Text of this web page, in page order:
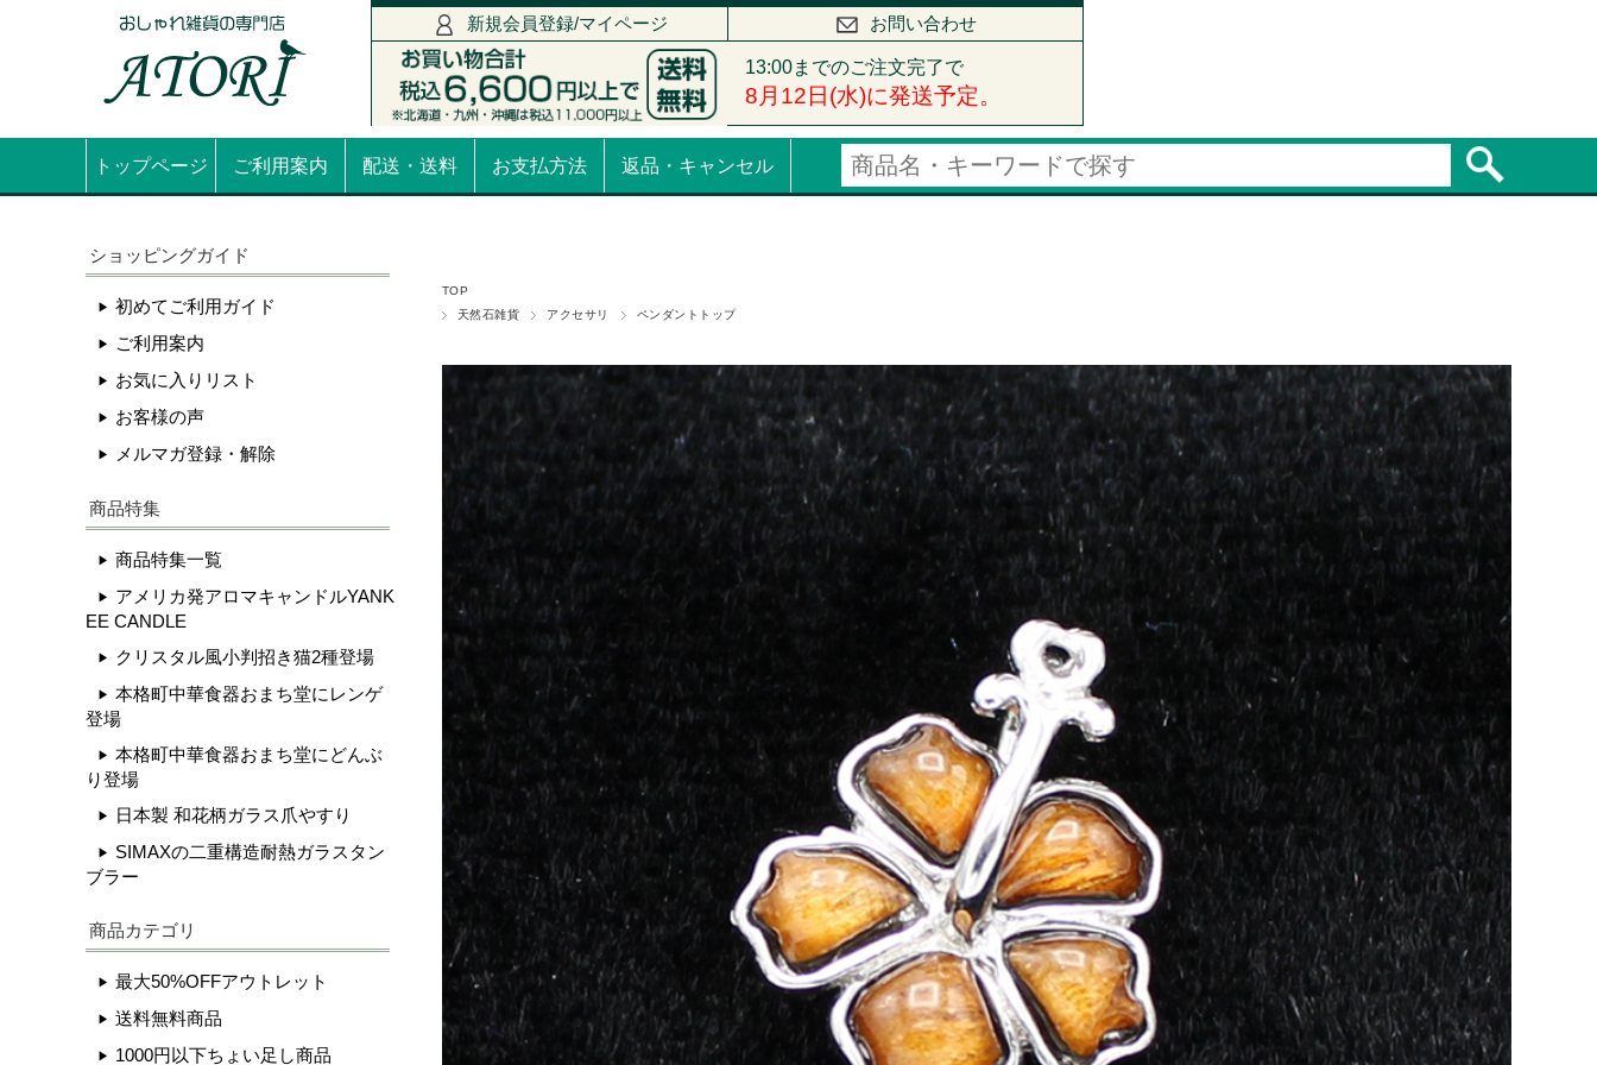
新規会員登録/マイページ お問い合わせ
トップページ ご利用案内 配送・送料 お支払方法 返品・キャンセル
TOP
天然石雑貨
アクセサリ ペンダントトップ
ショッピングガイド
初めてご利用ガイド
ご利用案内
お気に入りリスト
お客様の声
メルマガ登録・解除
商品特集
商品特集一覧
アメリカ発アロマキャンドルYANK
EE CANDLE
クリスタル風小判招き猫2種登場
本格町中華食器おまち堂にレンゲ
登場
本格町中華食器おまち堂にどんぶ
り登場
日本製 和花柄ガラス爪やすり
SIMAXの二重構造耐熱ガラスタン
ブラー
商品カテゴリ
最大50%OFFアウトレット
送料無料商品
1000円以下ちょい足し商品